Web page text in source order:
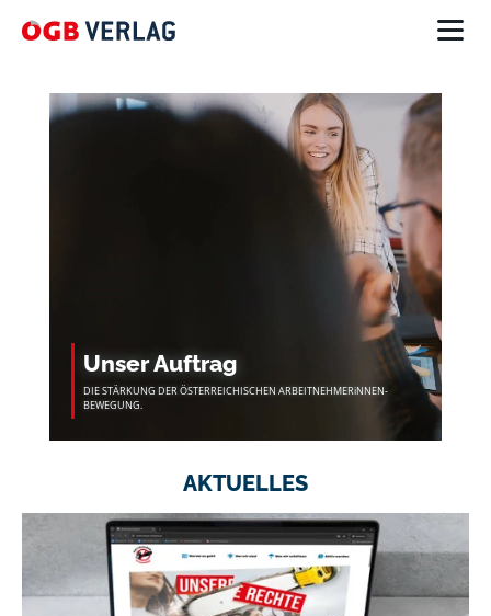
Unser Auftrag
DIE STÄRKUNG DER ÖSTERREICHISCHEN ARBEITNEHMERiNNEN-
BEWEGUNG.
AKTUELLES